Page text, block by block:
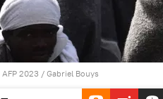
2023 / Gabriel Bouys